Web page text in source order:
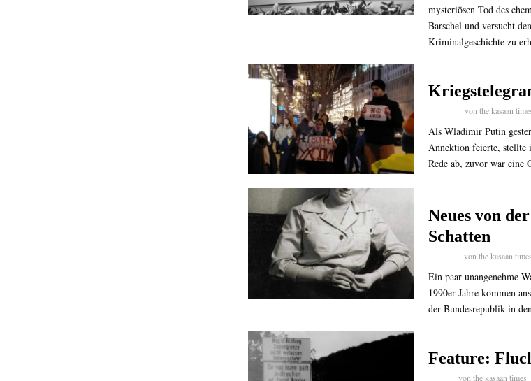
mysteriösen Tod des
Barschel und versucht
Kriminalgeschichte zu
von the kasaan
Als Wladimir Putin
Annektion feierte, stellte
Rede ab, zuvor war eine
Neues von
Schatten
vonthe kasaan times
Ein paar unangenehme
1990er-Jahre kommen
der Bundesrepublik in
Feature:
vonthe kasaan times